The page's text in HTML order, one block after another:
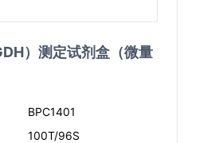
）测定试剂盒（微量
BPC1401
100T/96S